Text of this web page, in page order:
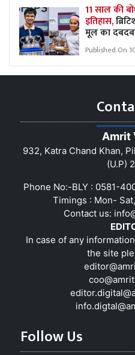
11 साल की
इतिहास,
मूल का
Published On
Amrit
932, Katra Chand Khan,
(U.P)
Phone No:-BLY : 0581-
Timings : Mon-
Contact us:
In case of any
the site
Follow Us